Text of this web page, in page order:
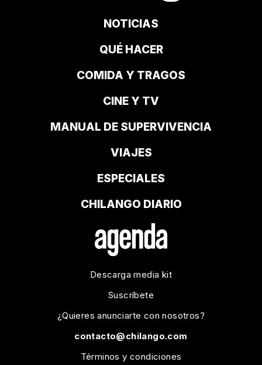
NOTICIAS
QUÉ HACER
COMIDA Y TRAGOS
CINE Y TV
MANUAL DE SUPERVIVENCIA
VIAJES
ESPECIALES
CHILANGO DIARIO
Descarga media kit
Suscríbete
¿Quieres anunciarte con nosotros?
contacto@chilango.com
Términos y condiciones